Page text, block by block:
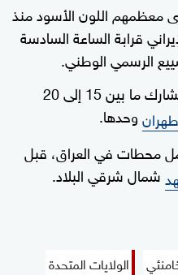
معظمهم اللون الأسود منذ
قرابة الساعة السادسة
الرسمي الوطني.
وقالت السلطات إنها تتوقع أن يشارك ما بين 15 إلى 20
طهرانوحدها.
وستشمل محطات في العراق، قبل
شمال شرقي البلاد.
الولايات المتحدة